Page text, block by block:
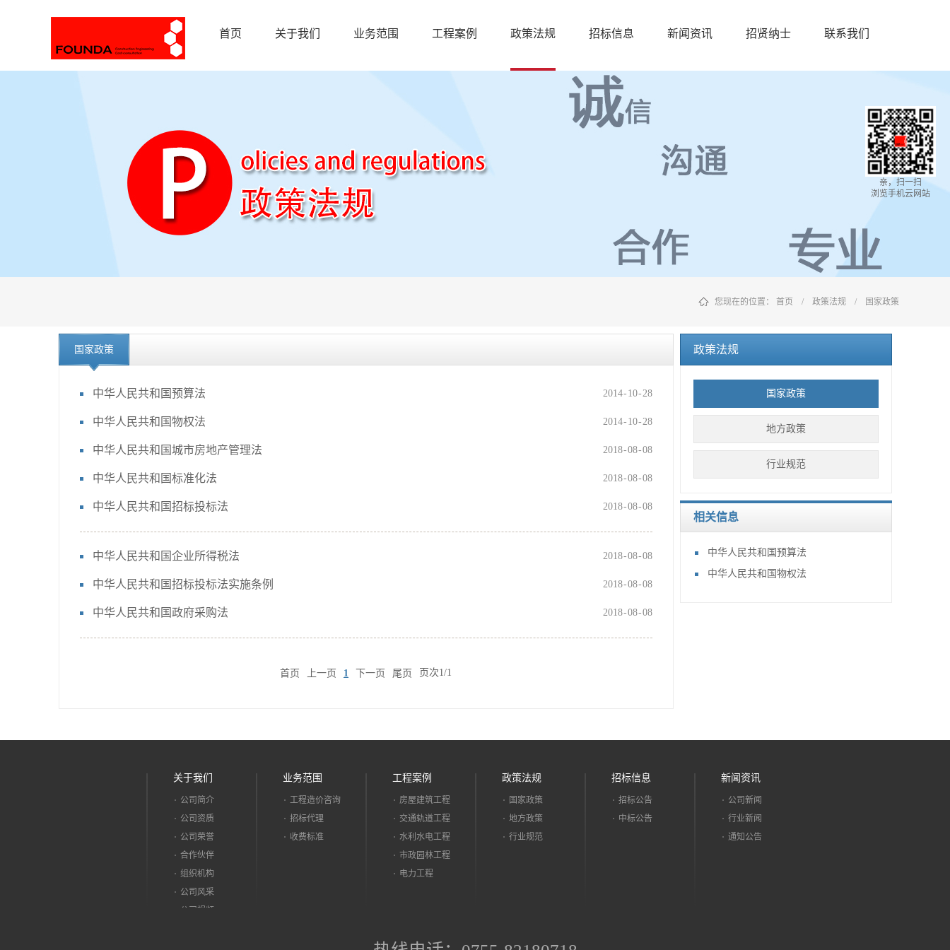
首页 关于我们 业务范围 工程案例 政策法规 招标信息 新闻资讯 招贤纳士 联系我们
您现在的位置： 首页 / 政策法规 / 国家政策
政策法规
国家政策
地方政策
行业规范
相关信息
中华人民共和国预算法
中华人民共和国物权法
国家政策
中华人民共和国预算法 2014- 10-28
中华人民共和国物权法 2014- 10-28
中华人民共和国城市房地产管理法 2018-08-08
中华人民共和国标准化法 2018-08-08
中华人民共和国招标投标法 2018-08-08
中华人民共和国企业所得税法 2018-08-08
中华人民共和国招标投标法实施条例 2018-08-08
中华人民共和国政府采购法 2018-08-08
首页 上一页 1 下一页 尾页 页次1/1
关于我们
公司简介
公司资质
公司荣誉
合作伙伴
组织机构
公司风采
公司视频
业务范围
工程造价咨询
招标代理
收费标准
工程案例
房屋建筑工程
交通轨道工程
水利水电工程
市政园林工程
电力工程
政策法规
国家政策
地方政策
行业规范
招标信息
招标公告
中标公告
新闻资讯
公司新闻
行业新闻
通知公告
亲，扫一扫
浏览手机云网站